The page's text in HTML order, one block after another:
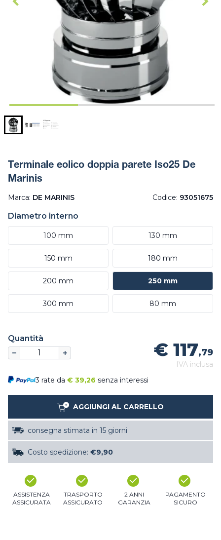
Terminale eolico doppia parete Iso25 De
Marinis
Marca: DE MARINIS Codice: 93051675
Diametro interno
100 mm 130 mm
150 mm 180 mm
200 mm 250 mm
300 mm 80 mm
Quantità
€ 117,79
IVA inclusa
3 rate da € 39,26 senza interessi
AGGIUNGI AL CARRELLO
consegna stimata in 15 giorni
Costo spedizione: €9,90
ASSISTENZA
ASSICURATA
TRASPORTO
ASSICURATO
2 ANNI
GARANZIA
PAGAMENTO
SICURO